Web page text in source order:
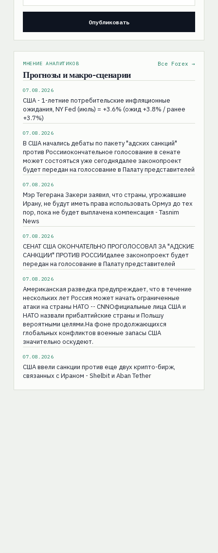
МНЕНИЕ АНАЛИТИКОВ
Прогнозы и макро-сценарии
Все Forex →
07.08.2026
США - 1-летние потребительские инфляционные
ожидания, NY Fed (июль) = +3.6% (ожид +3.8% / ранее
+3.7%)
07.08.2026
В США начались дебаты по пакету "адских санкций"
против Россииокончательное голосование в сенате
может состояться уже сегоднядалее законопроект
будет передан на голосование в Палату представителей
07.08.2026
Мэр Тегерана Закери заявил, что страны, угрожавшие
Ирану, не будут иметь права использовать Ормуз до тех
пор, пока не будет выплачена компенсация - Tasnim
News
07.08.2026
СЕНАТ США ОКОНЧАТЕЛЬНО ПРОГОЛОСОВАЛ ЗА "АДСКИЕ
САНКЦИИ" ПРОТИВ РОССИИдалее законопроект будет
передан на голосование в Палату представителей
07.08.2026
Американская разведка предупреждает, что в течение
нескольких лет Россия может начать ограниченные
атаки на страны НАТО -- CNNОфициальные лица США и
НАТО назвали прибалтийские страны и Польшу
вероятными целями.На фоне продолжающихся
глобальных конфликтов военные запасы США
значительно оскудеют.
07.08.2026
США ввели санкции против еще двух крипто-бирж,
связанных с Ираном - Shelbit и Aban Tether